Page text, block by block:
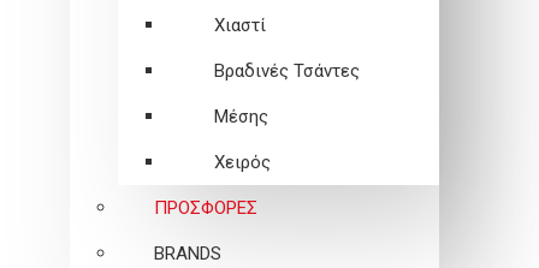
Χιαστί
Βραδινές Τσάντες
Μέσης
Χειρός
ΠΡΟΣΦΟΡΕΣ
BRANDS